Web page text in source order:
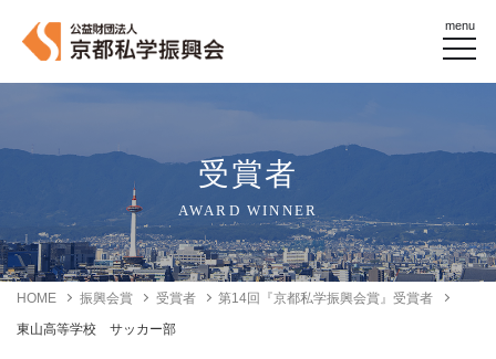
menu
受賞者
AWARD WINNER
HOME 振興会賞 受賞者
第14回『京都私学振興会賞』受賞者
東山高等学校 サッカー部